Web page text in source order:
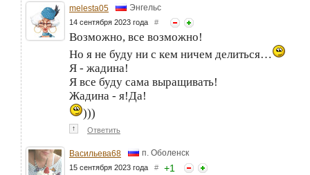
melesta05 Энгельс
14 сентября 2023 года #
Возможно, все возможно!
Но я не буду ни с кем ничем делиться…
Я - жадина!
Я все буду сама выращивать!
Жадина - я!Да!
)))
↑ Ответить
Васильева68 п. Оболенск
15 сентября 2023 года # +1